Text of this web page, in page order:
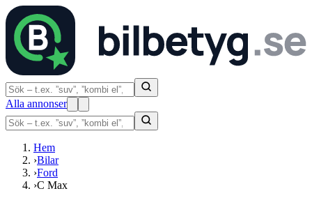
Alla annonser
Hem
›Bilar
›Ford
›C Max